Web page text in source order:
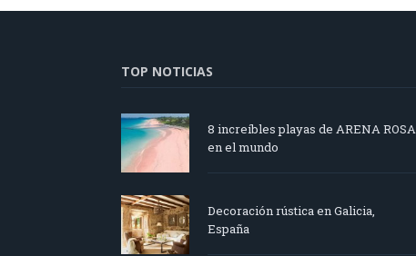
TOP NOTICIAS
8 increíbles playas de ARENA ROSA
en el mundo
Decoración rústica en Galicia,
España